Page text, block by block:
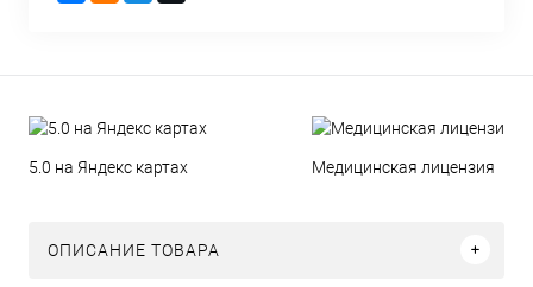
5.0 на Яндекс картах Медицинская лицензия
ОПИСАНИЕ ТОВАРА